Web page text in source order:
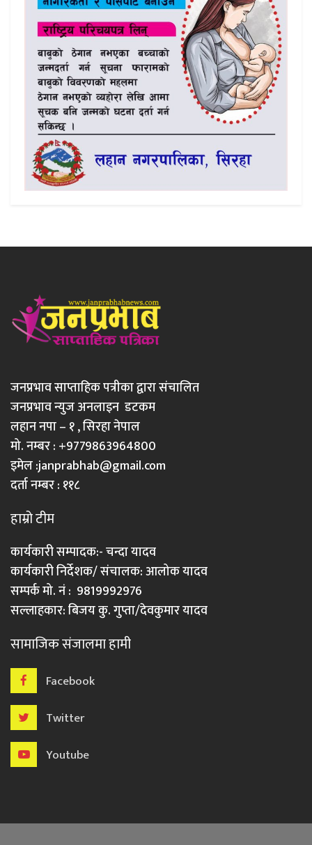
जनप्रभाव साप्ताहिक पत्रीका द्वारा संचालित
जनप्रभाव न्युज अनलाइन डटकम
लहान नपा – १ , सिरहा नेपाल
मो. नम्बर : +9779863964800
इमेल :janprabhab@gmail.com
दर्ता नम्बर : ११८
हाम्रो टीम
कार्यकारी सम्पादक:- चन्दा यादव
कार्यकारी निर्देशक/ संचालक: आलोक यादव
सम्पर्क मो. नं : 9819992976
सल्लाहकार: बिजय कु. गुप्ता/देवकुमार यादव
सामाजिक संजालमा हामी
Facebook
Twitter
Youtube